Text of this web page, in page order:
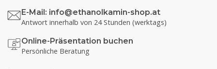
E-Mail: info@ethanolkamin-shop.at
Antwort innerhalb von 24 Stunden (werktags)
Online-Präsentation buchen
Persönliche Beratung